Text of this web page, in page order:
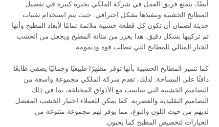
أيضًا، يتمتع فريق العمل في شركة الملكي بخبرة كبيرة في تفصيل
المطابخ الخشبية وتنفيذها بشكل احترافي. حيث يتم استخدام تقنيات
حديثة لضمان أن تكون كل قطعة خشبية ملائمة تمامًا لأبعاد المطبخ وأنها
تم تركيبها بشكل دقيق. هذا يعزز من متانة المطبخ ويجعل من الخشب
الخيار المثالي للمطابخ التي تتطلب قوة وديمومة.
كما تتميز المطابخ الخشبية بأنها توفر مظهرًا طبيعيًا وجماليًا يضفي طابعًا
دافئًا على المساحة. لذلك، تقدم شركة الملكي مجموعة واسعة من
التصاميم الخشبية التي تتناسب مع الأذواق المختلفة، بما في ذلك
التصاميم التقليدية والعصرية. كما يمكن للعملاء اختيار الخشب المفضل
لديهم من حيث اللون والنوع، مما يوفر لهم مجموعة متنوعة من
الخيارات لتخصيص المطبخ كما يحبون.